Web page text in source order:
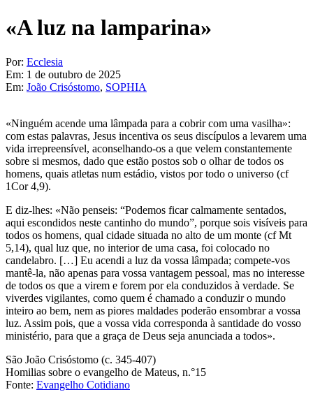
«A luz na lamparina»
Por: Ecclesia
Em: 1 de outubro de 2025
Em: João Crisóstomo, SOPHIA
«Ninguém acende uma lâmpada para a cobrir com uma vasilha»:
com estas palavras, Jesus incentiva os seus discípulos a levarem uma
vida irrepreensível, aconselhando-os a que velem constantemente
sobre si mesmos, dado que estão postos sob o olhar de todos os
homens, quais atletas num estádio, vistos por todo o universo (cf
1Cor 4,9).
E diz-lhes: «Não penseis: “Podemos ficar calmamente sentados,
aqui escondidos neste cantinho do mundo”, porque sois visíveis para
todos os homens, qual cidade situada no alto de um monte (cf Mt
5,14), qual luz que, no interior de uma casa, foi colocado no
candelabro. […] Eu acendi a luz da vossa lâmpada; compete-vos
mantê-la, não apenas para vossa vantagem pessoal, mas no interesse
de todos os que a virem e forem por ela conduzidos à verdade. Se
viverdes vigilantes, como quem é chamado a conduzir o mundo
inteiro ao bem, nem as piores maldades poderão ensombrar a vossa
luz. Assim pois, que a vossa vida corresponda à santidade do vosso
ministério, para que a graça de Deus seja anunciada a todos».
São João Crisóstomo (c. 345-407)
Homilias sobre o evangelho de Mateus, n.°15
Fonte: Evangelho Cotidiano